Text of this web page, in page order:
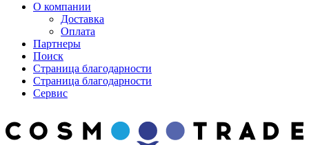
О компании
Доставка
Оплата
Партнеры
Поиск
Страница благодарности
Страница благодарности
Сервис